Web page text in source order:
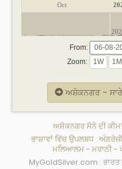
Oct
From:
Zoom:
ਅਸ਼ੋਕਨਗਰ - ਸਾਰੇ
ਅਸ਼ੋਕਨਗਰ ਸੋਨੇ ਦੀ
ਭਾਸ਼ਾਵਾਂ ਵਿੱਚ ਉਪਲਬਧ : ਅੰਗਰੇਜ਼ੀ
ਮਲਿਆਲਮ- ਮਰਾਠੀ-
MyGoldSilver.com : ਭਾਰਤ